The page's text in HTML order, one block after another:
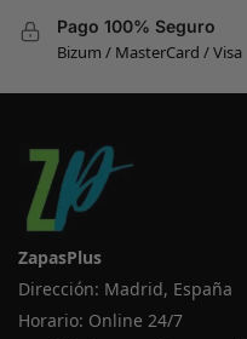
Pago 100% Seguro
Bizum / MasterCard / Visa
ZapasPlus
Dirección: Madrid, España
Horario: Online 24/7